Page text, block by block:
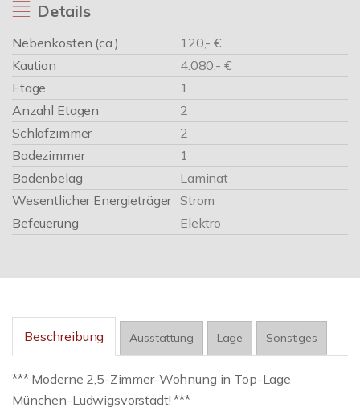
Details
Nebenkosten (ca.)
120,- €
Kaution
4.080,- €
Etage
1
Anzahl Etagen
2
Schlafzimmer
2
Badezimmer
1
Bodenbelag
Laminat
Wesentlicher Energieträger Strom
Befeuerung
Elektro
Beschreibung Ausstattung Lage Sonstiges
*** Moderne 2,5-Zimmer-Wohnung in Top-Lage
München-Ludwigsvorstadt! ***